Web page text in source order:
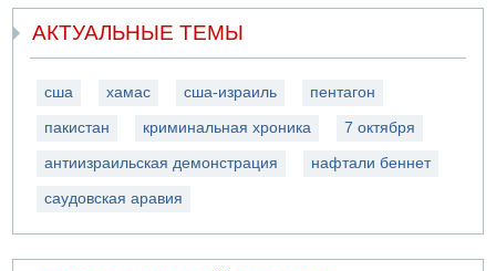
АКТУАЛЬНЫЕ ТЕМЫ
сша хамас сша-израиль пентагон
пакистан криминальная хроника 7 октября
антиизраильская демонстрация нафтали беннет
саудовская аравия